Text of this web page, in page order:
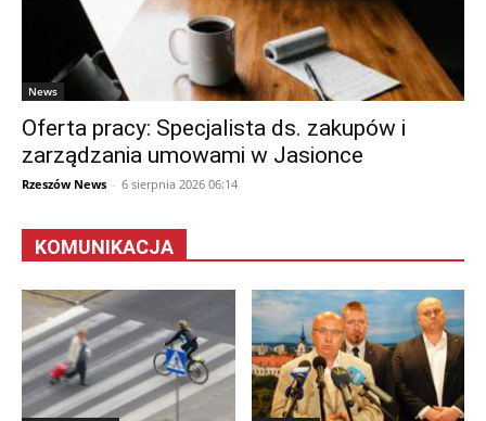
News
Oferta pracy: Specjalista ds. zakupów i
zarządzania umowami w Jasionce
Rzeszów News - 6 sierpnia 2026 06:14
KOMUNIKACJA